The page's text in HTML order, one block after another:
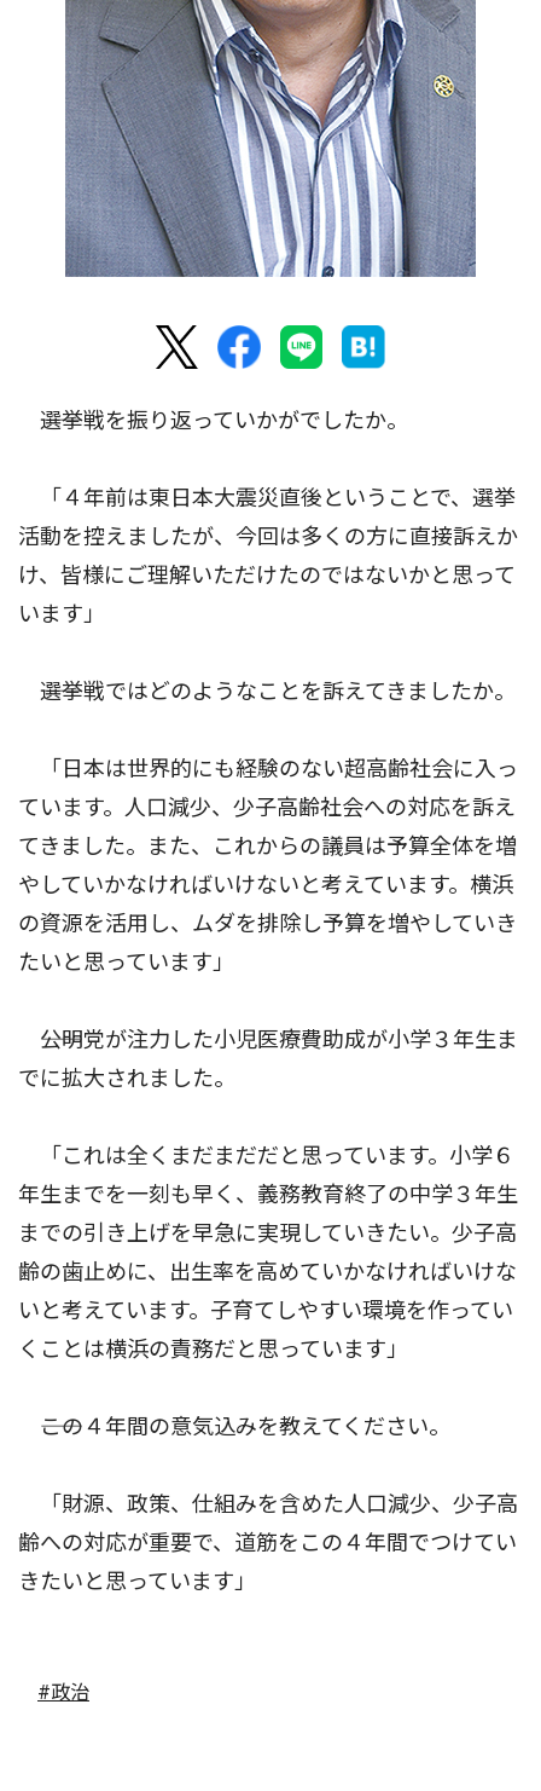
――選挙戦を振り返っていかがでしたか。
「４年前は東日本大震災直後ということで、選挙
活動を控えましたが、今回は多くの方に直接訴えか
け、皆様にご理解いただけたのではないかと思って
います」
――選挙戦ではどのようなことを訴えてきましたか。
「日本は世界的にも経験のない超高齢社会に入っ
ています。人口減少、少子高齢社会への対応を訴え
てきました。また、これからの議員は予算全体を増
やしていかなければいけないと考えています。横浜
の資源を活用し、ムダを排除し予算を増やしていき
たいと思っています」
――公明党が注力した小児医療費助成が小学３年生ま
でに拡大されました。
「これは全くまだまだだと思っています。小学６
年生までを一刻も早く、義務教育終了の中学３年生
までの引き上げを早急に実現していきたい。少子高
齢の歯止めに、出生率を高めていかなければいけな
いと考えています。子育てしやすい環境を作ってい
くことは横浜の責務だと思っています」
――この４年間の意気込みを教えてください。
「財源、政策、仕組みを含めた人口減少、少子高
齢への対応が重要で、道筋をこの４年間でつけてい
きたいと思っています」
#政治